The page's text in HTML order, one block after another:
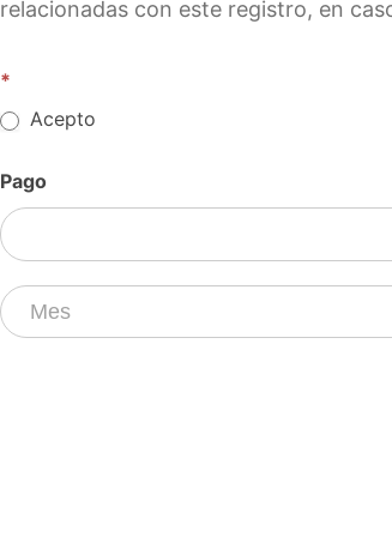
relacionadas con este registro, en
*
Acepto
Pago
Pago
Pago